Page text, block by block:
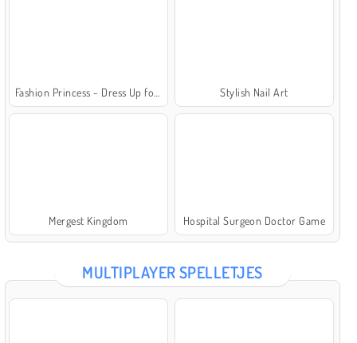
Stylish Nail Art
Mergest Kingdom Hospital Surgeon Doctor Game
MULTIPLAYER SPELLETJES